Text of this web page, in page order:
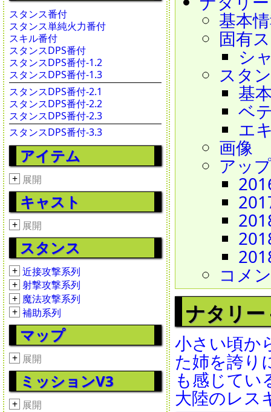
スタンス番付
スタンス単純火力番付
スキル番付
スタンスDPS番付
スタンスDPS番付-1.2
スタンスDPS番付-1.3
スタンスDPS番付-2.1
スタンスDPS番付-2.2
スタンスDPS番付-2.3
スタンスDPS番付-3.3
アイテム
+ 展開
キャスト
+ 展開
スタンス
+ 近接攻撃系列
+ 射撃攻撃系列
+ 魔法攻撃系列
+ 補助系列
マップ
+ 展開
ミッションV3
+ 展開
基本
固有
シ
スタ
基
ベ
エ
画像
アッ
コメ
ナタリ
小さい頃か
た姉を誇り
も感じてい
大陸のレス